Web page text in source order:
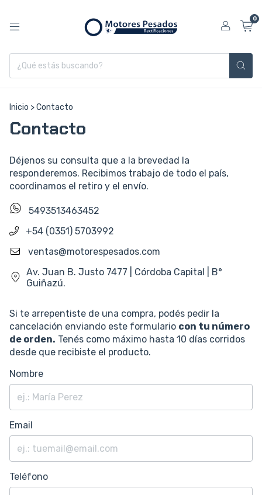
0
Inicio >Contacto
Contacto
Déjenos su consulta que a la brevedad la
responderemos. Recibimos trabajo de todo el país,
coordinamos el retiro y el envío.
5493513463452
+54 (0351) 5703992
ventas@motorespesados.com
Av. Juan B. Justo 7477 | Córdoba Capital | B°
Guiñazú.
Si te arrepentiste de una compra, podés pedir la
cancelación enviando este formulario con tu número
de orden. Tenés como máximo hasta 10 días corridos
desde que recibiste el producto.
Nombre
Email
Teléfono